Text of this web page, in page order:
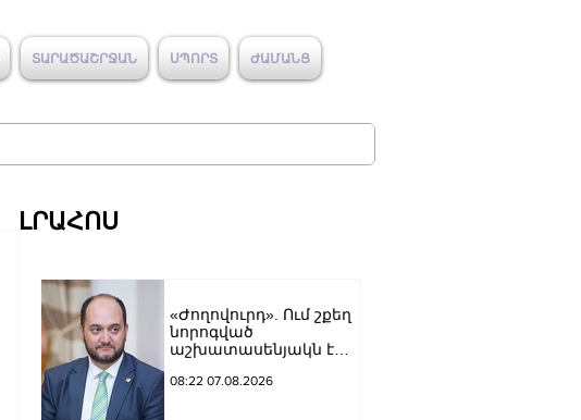
ՏԱՐԱԾԱՇՐՋԱՆ ՍՊՈՐՏ ԺԱՄԱՆՑ
ԼՐԱՀՈՍ
«Ժողովուրդ». Ում շքեղ
նորոգված
աշխատասենյակն է
Հարությունյանին
08:22 07.08.2026